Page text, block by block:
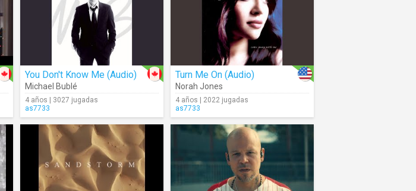
You Don't Know Me (Audio)
Michael Bublé
4 años | 3027 jugadas
as7733
Turn Me On (Audio)
Norah Jones
4 años | 2022 jugadas
as7733